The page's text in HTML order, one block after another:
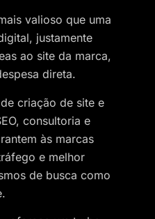
valioso que uma
justamente
ao site da marca,
direta.
criação de site e
consultoria e
às marcas
e melhor
de busca como